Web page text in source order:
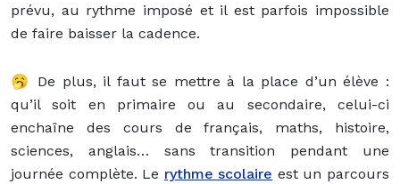
prévu, au rythme imposé et il est parfois impossible
de faire baisser la cadence.
🥱 De plus, il faut se mettre à la place d’un élève :
qu’il soit en primaire ou au secondaire, celui-ci
enchaîne des cours de français, maths, histoire,
sciences, anglais… sans transition pendant une
journée complète. Le rythme scolaire est un parcours